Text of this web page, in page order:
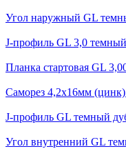
Угол наружный GL
J-профиль GL 3,0
Планка стартовая GL
Саморез 4,2х16мм
J-профиль GL темный
Угол внутренний GL